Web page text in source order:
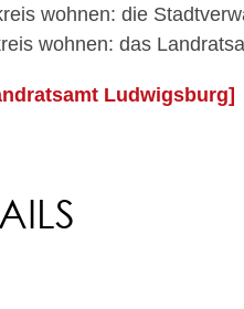
wohnen: die
wohnen: das
Ludwigsburg]